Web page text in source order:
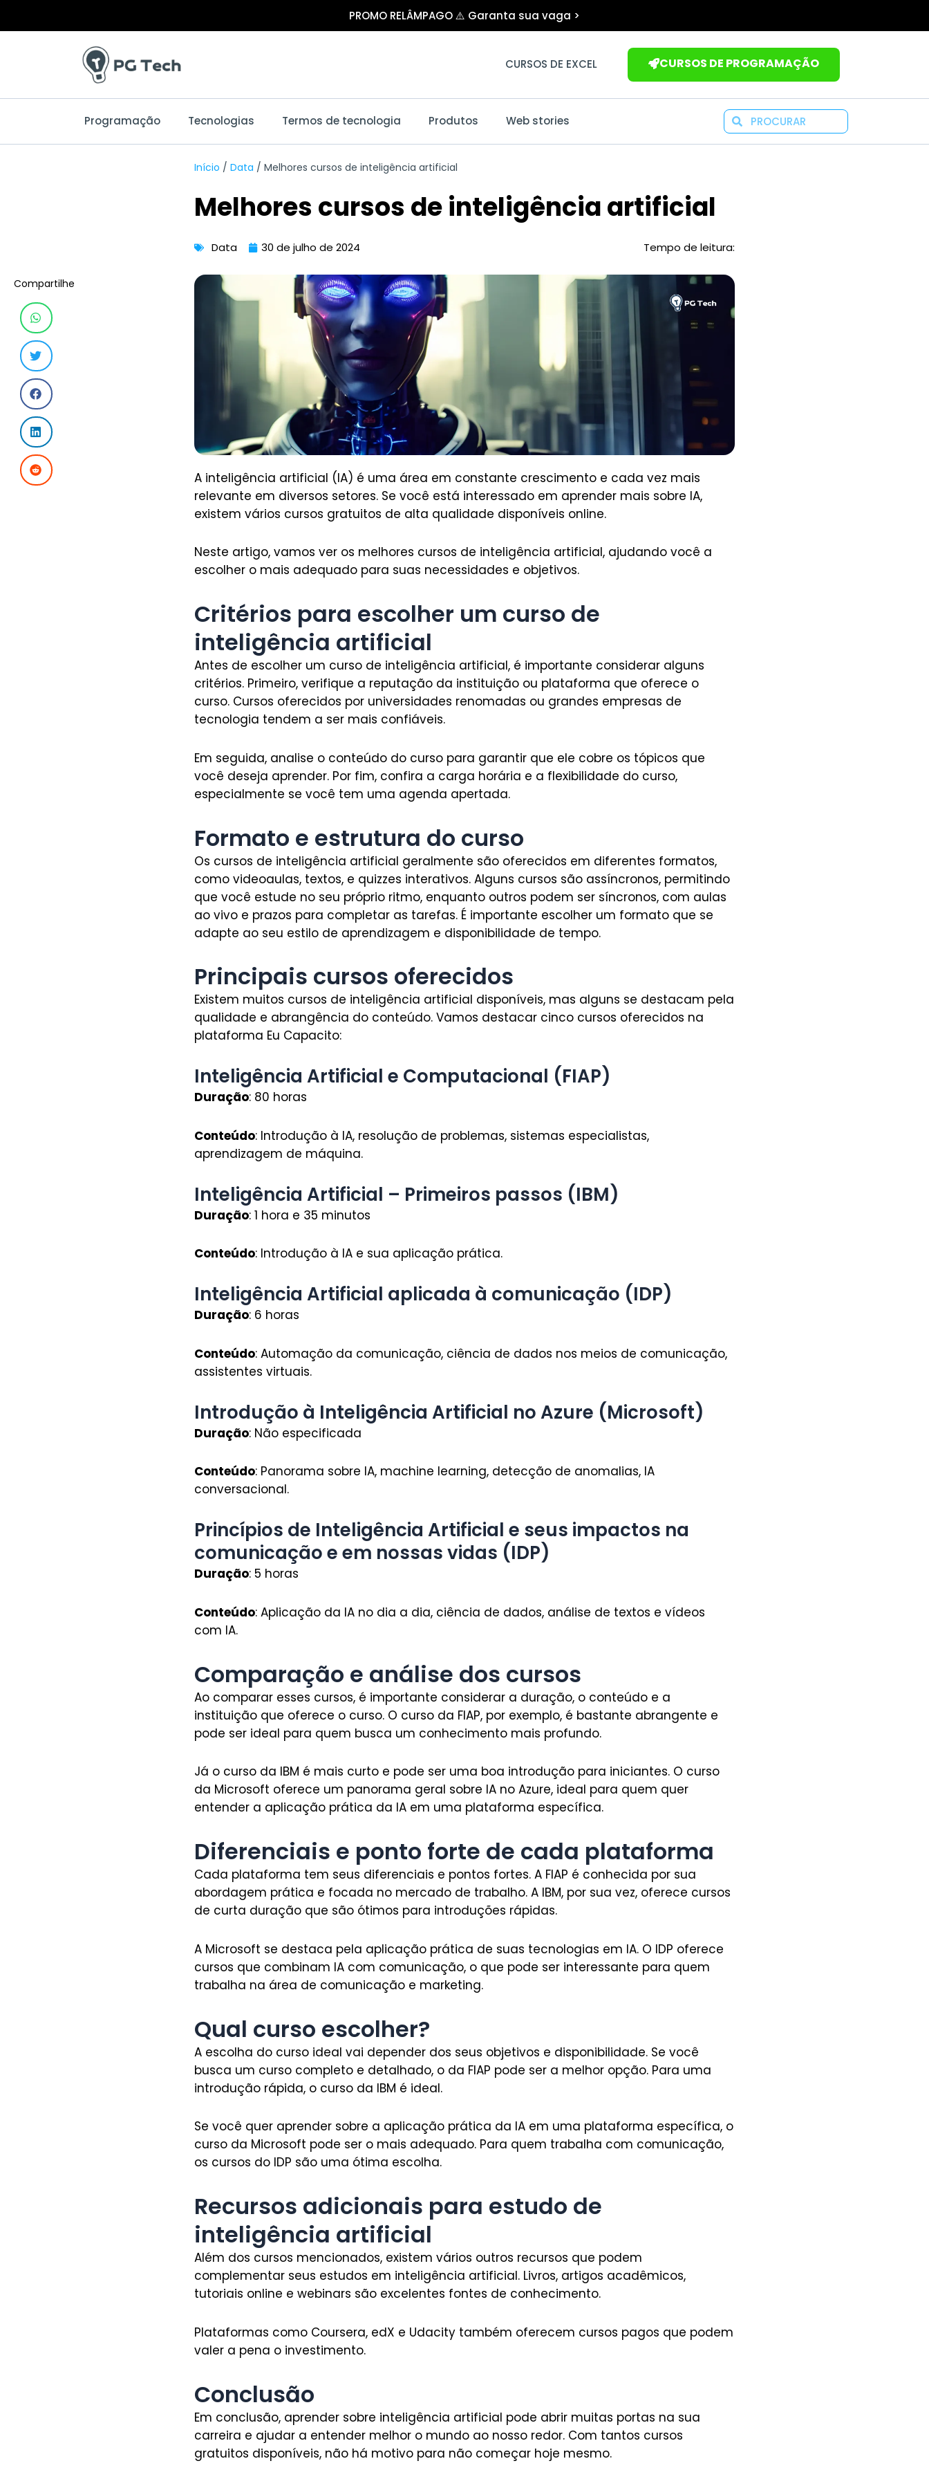
PROMO RELÂMPAGO ⚠️ Garanta sua vaga >
CURSOS DE EXCEL CURSOS DE PROGRAMAÇÃO
Programação Tecnologias Termos de tecnologia Produtos Web stories Search
Início / Data / Melhores cursos de inteligência artificial
Melhores cursos de inteligência artificial
Data 30 de julho de 2024 Tempo de leitura:
Compartilhe
A inteligência artificial (IA) é uma área em constante crescimento e cada vez mais
relevante em diversos setores. Se você está interessado em aprender mais sobre IA,
existem vários cursos gratuitos de alta qualidade disponíveis online.
Neste artigo, vamos ver os melhores cursos de inteligência artificial, ajudando você a
escolher o mais adequado para suas necessidades e objetivos.
Critérios para escolher um curso de
inteligência artificial
Antes de escolher um curso de inteligência artificial, é importante considerar alguns
critérios. Primeiro, verifique a reputação da instituição ou plataforma que oferece o
curso. Cursos oferecidos por universidades renomadas ou grandes empresas de
tecnologia tendem a ser mais confiáveis.
Em seguida, analise o conteúdo do curso para garantir que ele cobre os tópicos que
você deseja aprender. Por fim, confira a carga horária e a flexibilidade do curso,
especialmente se você tem uma agenda apertada.
Formato e estrutura do curso
Os cursos de inteligência artificial geralmente são oferecidos em diferentes formatos,
como videoaulas, textos, e quizzes interativos. Alguns cursos são assíncronos, permitindo
que você estude no seu próprio ritmo, enquanto outros podem ser síncronos, com aulas
ao vivo e prazos para completar as tarefas. É importante escolher um formato que se
adapte ao seu estilo de aprendizagem e disponibilidade de tempo.
Principais cursos oferecidos
Existem muitos cursos de inteligência artificial disponíveis, mas alguns se destacam pela
qualidade e abrangência do conteúdo. Vamos destacar cinco cursos oferecidos na
plataforma Eu Capacito:
Inteligência Artificial e Computacional (FIAP)
Duração: 80 horas
Conteúdo: Introdução à IA, resolução de problemas, sistemas especialistas,
aprendizagem de máquina.
Inteligência Artificial – Primeiros passos (IBM)
Duração: 1 hora e 35 minutos
Conteúdo: Introdução à IA e sua aplicação prática.
Inteligência Artificial aplicada à comunicação (IDP)
Duração: 6 horas
Conteúdo: Automação da comunicação, ciência de dados nos meios de comunicação,
assistentes virtuais.
Introdução à Inteligência Artificial no Azure (Microsoft)
Duração: Não especificada
Conteúdo: Panorama sobre IA, machine learning, detecção de anomalias, IA
conversacional.
Princípios de Inteligência Artificial e seus impactos na
comunicação e em nossas vidas (IDP)
Duração: 5 horas
Conteúdo: Aplicação da IA no dia a dia, ciência de dados, análise de textos e vídeos
com IA.
Comparação e análise dos cursos
Ao comparar esses cursos, é importante considerar a duração, o conteúdo e a
instituição que oferece o curso. O curso da FIAP, por exemplo, é bastante abrangente e
pode ser ideal para quem busca um conhecimento mais profundo.
Já o curso da IBM é mais curto e pode ser uma boa introdução para iniciantes. O curso
da Microsoft oferece um panorama geral sobre IA no Azure, ideal para quem quer
entender a aplicação prática da IA em uma plataforma específica.
Diferenciais e ponto forte de cada plataforma
Cada plataforma tem seus diferenciais e pontos fortes. A FIAP é conhecida por sua
abordagem prática e focada no mercado de trabalho. A IBM, por sua vez, oferece cursos
de curta duração que são ótimos para introduções rápidas.
A Microsoft se destaca pela aplicação prática de suas tecnologias em IA. O IDP oferece
cursos que combinam IA com comunicação, o que pode ser interessante para quem
trabalha na área de comunicação e marketing.
Qual curso escolher?
A escolha do curso ideal vai depender dos seus objetivos e disponibilidade. Se você
busca um curso completo e detalhado, o da FIAP pode ser a melhor opção. Para uma
introdução rápida, o curso da IBM é ideal.
Se você quer aprender sobre a aplicação prática da IA em uma plataforma específica, o
curso da Microsoft pode ser o mais adequado. Para quem trabalha com comunicação,
os cursos do IDP são uma ótima escolha.
Recursos adicionais para estudo de
inteligência artificial
Além dos cursos mencionados, existem vários outros recursos que podem
complementar seus estudos em inteligência artificial. Livros, artigos acadêmicos,
tutoriais online e webinars são excelentes fontes de conhecimento.
Plataformas como Coursera, edX e Udacity também oferecem cursos pagos que podem
valer a pena o investimento.
Conclusão
Em conclusão, aprender sobre inteligência artificial pode abrir muitas portas na sua
carreira e ajudar a entender melhor o mundo ao nosso redor. Com tantos cursos
gratuitos disponíveis, não há motivo para não começar hoje mesmo.